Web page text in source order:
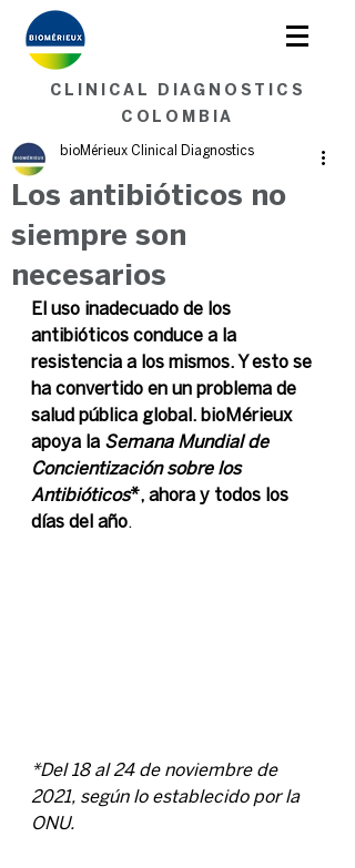
Soluciones en Microbiología.
<< Contáctenos aquí >>
CLINICAL DIAGNOSTICS
COLOMBIA
Los antibióticos no
siempre son
necesarios
bioMérieux Clinical Diagnostics
El uso inadecuado de los
antibióticos conduce a la
resistencia a los mismos. Y esto se
ha convertido en un problema de
salud pública global. bioMérieux
apoya la Semana Mundial de
Concientización sobre los
Antibióticos*, ahora y todos los
días del año.
*Del 18 al 24 de noviembre de
2021, según lo establecido por la
ONU.